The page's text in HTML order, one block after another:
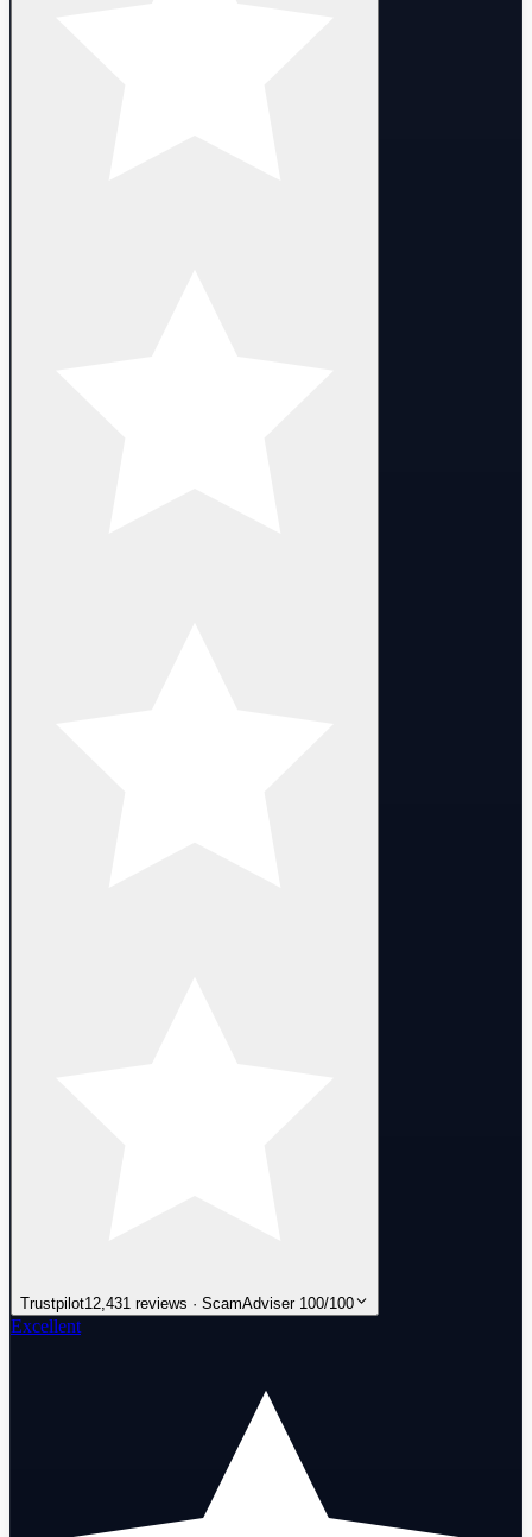
Trustpilot12,431 reviews · ScamAdviser 100/100
Excellent